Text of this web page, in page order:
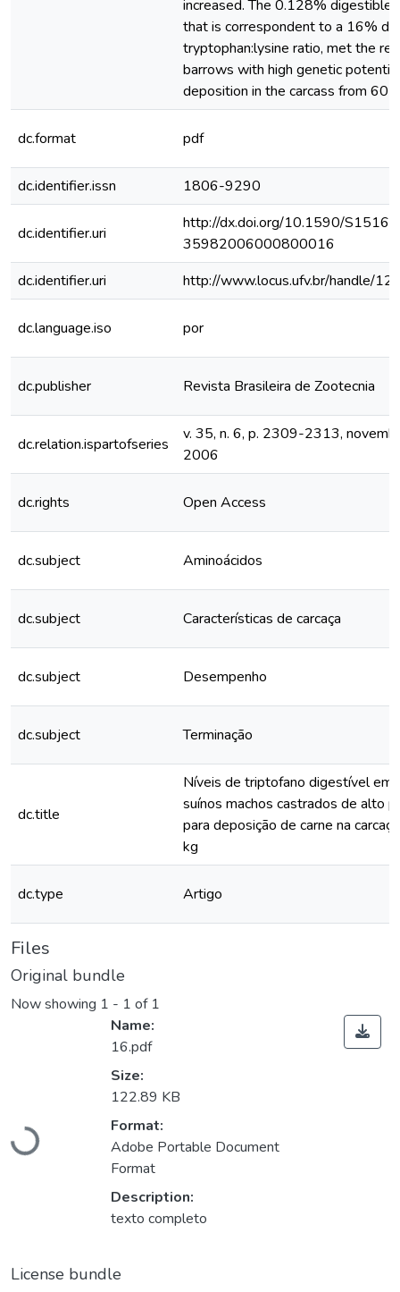
increased. The 0.128% digestible
that is correspondent to a 16%
tryptophan:lysine ratio, met the
barrows with high genetic
deposition in the carcass from 60
dc.format pdf
dc.identifier.issn 1806-9290
dc.identifier.uri
http://dx.doi.org/10.1590/S1516-
35982006000800016
dc.identifier.uri
http://www.locus.ufv.br/handle/
dc.language.iso por
dc.publisher Revista Brasileira de Zootecnia
dc.relation.ispartofseries
v. 35, n. 6, p. 2309-2313,
2006
dc.rights Open Access
dc.subject Aminoácidos
dc.subject Características de carcaça
dc.subject Desempenho
dc.subject Terminação
dc.title
Níveis de triptofano digestível em
suínos machos castrados de alto
para deposição de carne na
kg
dc.type Artigo
Files
Original bundle
Now showing 1 - 1 of 1
Loading...
Name:
16.pdf
Size:
122.89 KB
Format:
Adobe Portable Document
Format
Description:
texto completo
License bundle